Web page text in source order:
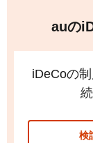
auの
iDeCoの
検